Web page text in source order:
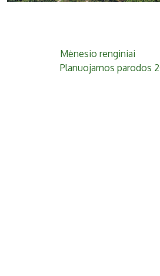
Mėnesio renginiai
Planuojamos parodos